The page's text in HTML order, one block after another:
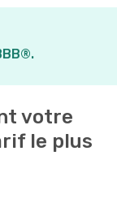
votre
le plus